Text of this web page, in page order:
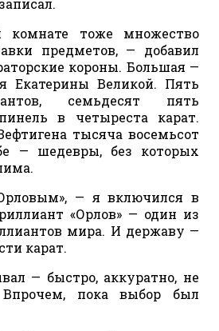
тоже множество
предметов, — добавил
короны. Большая —
Екатерины Великой. Пять
семьдесят пять
в четыреста карат.
тысяча восемьсот
— шедевры, без которых
— я включился в
«Орлов» — один из
мира. И державу —
карат.
— быстро, аккуратно, не
Впрочем, пока выбор был